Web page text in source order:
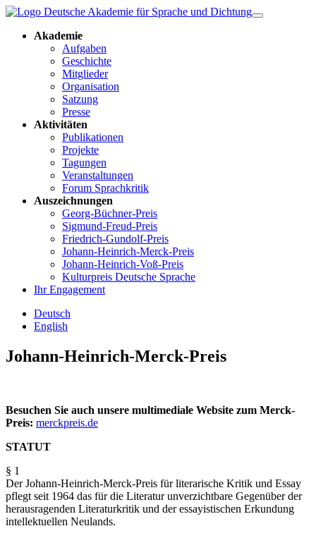
Akademie
Aufgaben
Geschichte
Mitglieder
Organisation
Satzung
Presse
Aktivitäten
Publikationen
Projekte
Tagungen
Veranstaltungen
Forum Sprachkritik
Auszeichnungen
Georg-Büchner-Preis
Sigmund-Freud-Preis
Friedrich-Gundolf-Preis
Johann-Heinrich-Merck-Preis
Johann-Heinrich-Voß-Preis
Kulturpreis Deutsche Sprache
Ihr Engagement
Deutsch
English
Johann-Heinrich-Merck-Preis
Besuchen Sie auch unsere multimediale Website zum Merck-
Preis: merckpreis.de
STATUT
§ 1
Der Johann-Heinrich-Merck-Preis für literarische Kritik und Essay
pflegt seit 1964 das für die Literatur unverzichtbare Gegenüber der
herausragenden Literaturkritik und der essayistischen Erkundung
intellektuellen Neulands.